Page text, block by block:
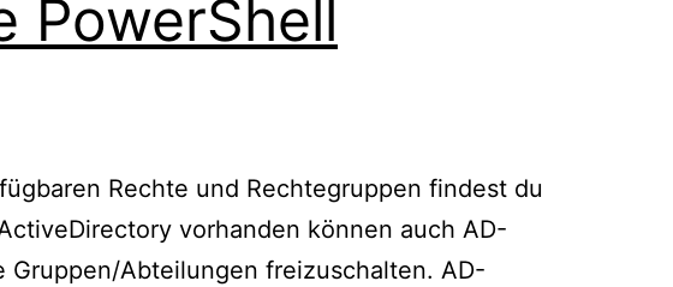
PowerShell
Rechte und Rechtegruppen findest du
vorhanden können auch AD-
Gruppen/Abteilungen freizuschalten. AD-